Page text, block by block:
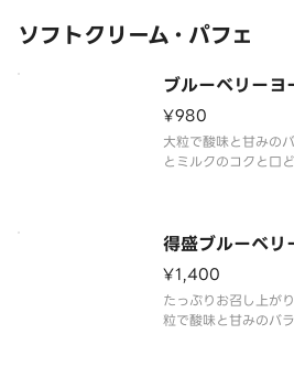
ソフトクリーム・パフェ
ブルーベリーヨ
¥980
大粒で酸味と甘みの
とミルクのコクと口
得盛ブルーベリ
¥1,400
たっぷりお召し上が
粒で酸味と甘みのバ